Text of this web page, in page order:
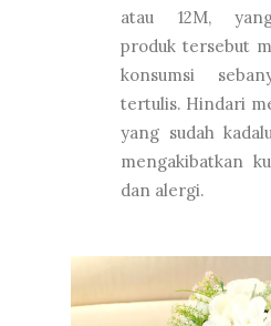
atau 12M,
produk tersebut
konsumsi
tertulis. Hindari
yang sudah
mengakibatkan
dan alergi.